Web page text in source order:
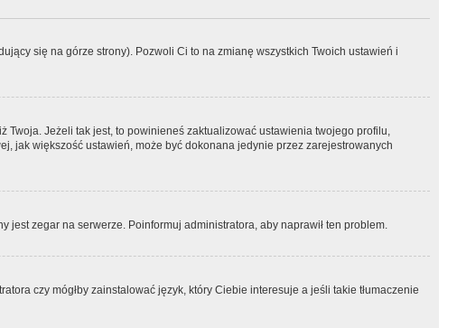
się na górze strony). Pozwoli Ci to na zmianę wszystkich Twoich ustawień i
Twoja. Jeżeli tak jest, to powinieneś zaktualizować ustawienia twojego profilu,
jak większość ustawień, może być dokonana jedynie przez zarejestrowanych
zegar na serwerze. Poinformuj administratora, aby naprawił ten problem.
czy mógłby zainstalować język, który Ciebie interesuje a jeśli takie tłumaczenie